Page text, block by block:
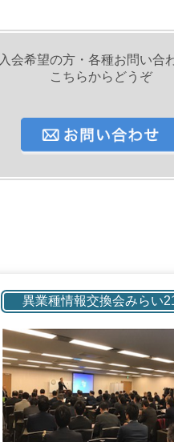
入会希望の方・各種お問い合
こちらからどうぞ
異業種情報交換会みらい